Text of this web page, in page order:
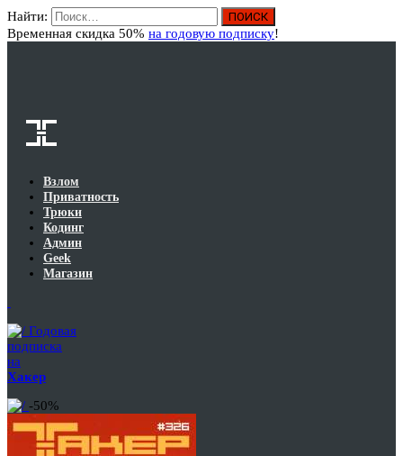
Найти:
Временная скидка 50% на годовую подписку!
Взлом
Приватность
Трюки
Кодинг
Админ
Geek
Магазин
Годовая
подписка
на
Хакер
-50%